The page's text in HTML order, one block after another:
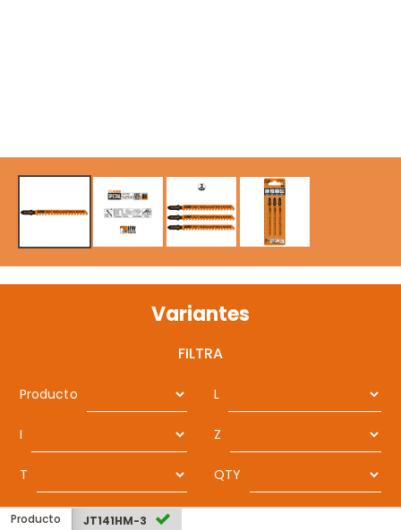
Variantes
FILTRA
Producto L
I Z
T QTY
Producto
JT141HM-3